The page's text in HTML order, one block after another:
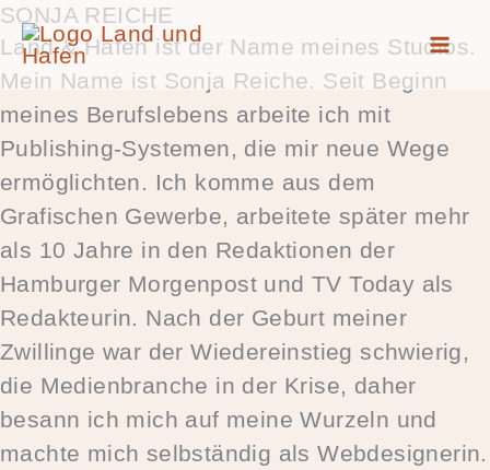
Zum
Inhalt
springen
SONJA REICHE
Land & Hafen ist der Name meines Studios.
Mein Name ist Sonja Reiche. Seit Beginn
meines Berufslebens arbeite ich mit
Publishing-Systemen, die mir neue Wege
ermöglichten. Ich komme aus dem
Grafischen Gewerbe, arbeitete später mehr
als 10 Jahre in den Redaktionen der
Hamburger Morgenpost und TV Today als
Redakteurin. Nach der Geburt meiner
Zwillinge war der Wiedereinstieg schwierig,
die Medienbranche in der Krise, daher
besann ich mich auf meine Wurzeln und
machte mich selbständig als Webdesignerin.